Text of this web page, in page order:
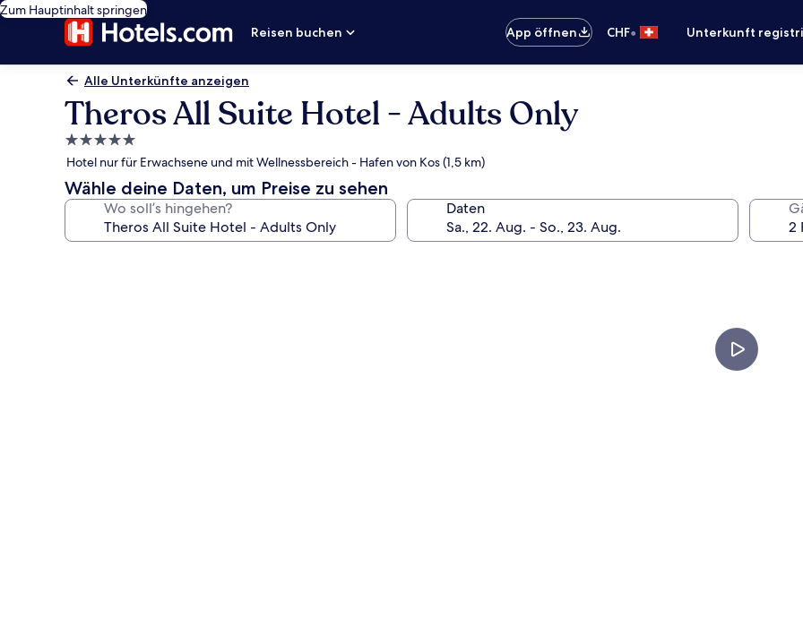
Zum Hauptinhalt springen
Reisen buchen
App öffnen CHF• Unterkunft
Alle Unterkünfte anzeigen
Theros All Suite Hotel - Adults Only
5.0-
Sterne-
Unterkunft
Hotel nur für Erwachsene und mit Wellnessbereich - Hafen von Kos (1,5 km)
Wähle deine Daten, um Preise zu sehen
Wo soll’s hingehen? Daten